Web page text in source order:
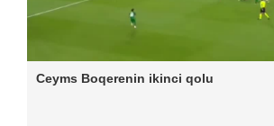
Ceyms Boqerenin ikinci qolu